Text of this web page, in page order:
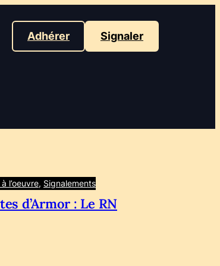
Adhérer Signaler
l’oeuvre, Signalements
d’Armor : Le RN